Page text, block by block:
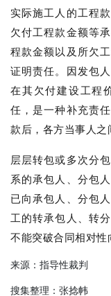
实际施工人的工程
欠付工程款金额等
程款金额以及所欠
证明责任。因发包
在其欠付建设工程
任，是一种补充责
款后，各方当事人之
层层转包或多次分
系的承包人、分包
已向承包人、分包
工的转承包人、转
不能突破合同相对性
来源：指导性裁判
搜集整理：张捻帏